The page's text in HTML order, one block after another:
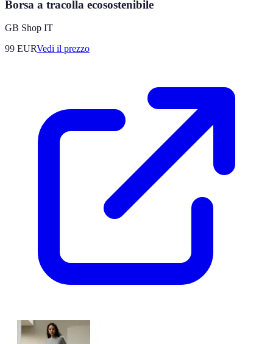
Borsa a tracolla ecosostenibile
GB Shop IT
99 EURVedi il prezzo